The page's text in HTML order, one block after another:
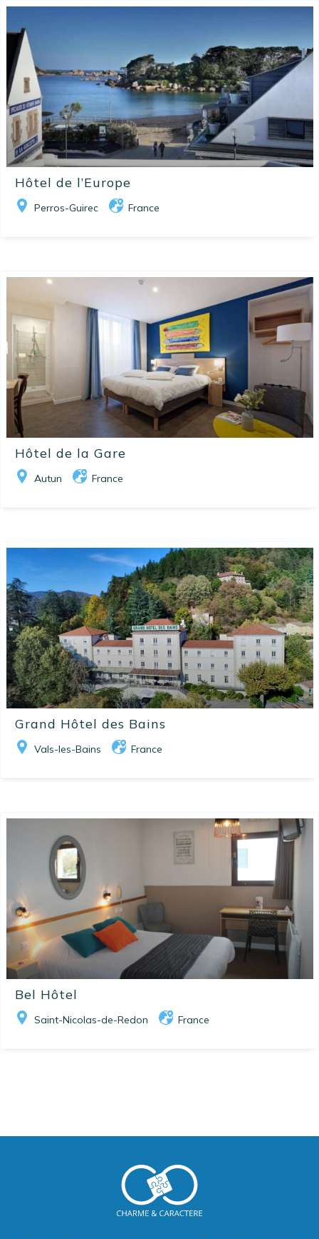
Hôtel de l’Europe
Perros-Guirec France
Hôtel de la Gare
Autun France
Grand Hôtel des Bains
Vals-les-Bains France
Bel Hôtel
Saint-Nicolas-de-Redon France